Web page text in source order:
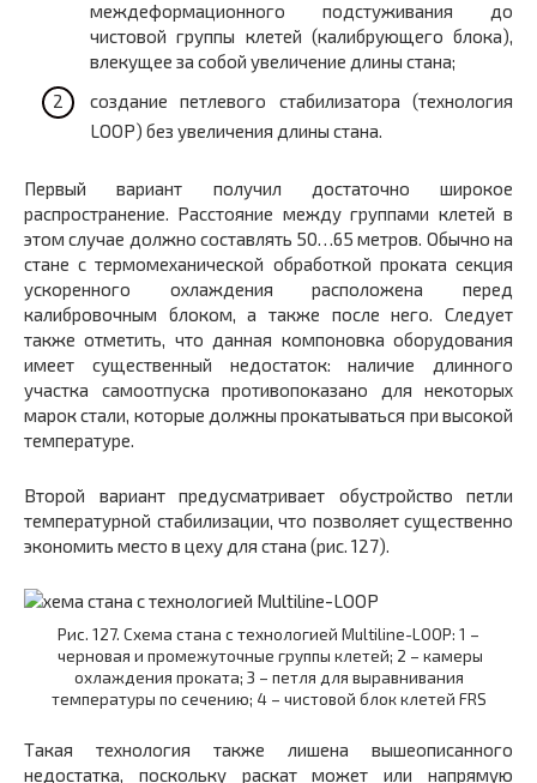
междеформационного подстуживания до
чистовой группы клетей (калибрующего блока),
влекущее за собой увеличение длины стана;
создание петлевого стабилизатора (технология
LOOP) без увеличения длины стана.
Первый вариант получил достаточно широкое
распространение. Расстояние между группами клетей в
этом случае должно составлять 50…65 метров. Обычно на
стане с термомеханической обработкой проката секция
ускоренного охлаждения расположена перед
калибровочным блоком, а также после него. Следует
также отметить, что данная компоновка оборудования
имеет существенный недостаток: наличие длинного
участка самоотпуска противопоказано для некоторых
марок стали, которые должны прокатываться при высокой
температуре.
Второй вариант предусматривает обустройство петли
температурной стабилизации, что позволяет существенно
экономить место в цеху для стана (рис. 127).
Рис. 127. Схема стана с технологией Multiline-LOOP: 1 –
черновая и промежуточные группы клетей; 2 – камеры
охлаждения проката; 3 – петля для выравнивания
температуры по сечению; 4 – чистовой блок клетей FRS
Такая технология также лишена вышеописанного
недостатка, поскольку раскат может или напрямую